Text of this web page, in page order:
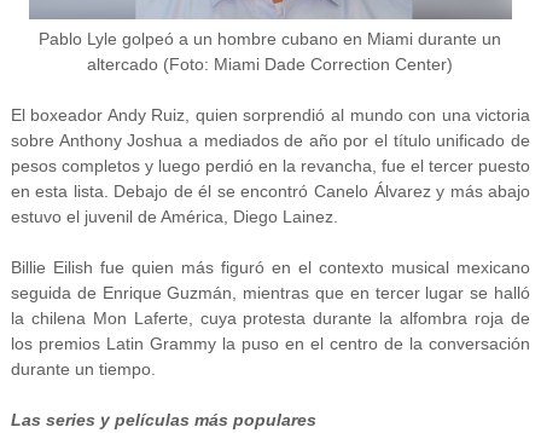
Pablo Lyle golpeó a un hombre cubano en Miami durante un
altercado (Foto: Miami Dade Correction Center)
El boxeador Andy Ruiz, quien sorprendió al mundo con una victoria
sobre Anthony Joshua a mediados de año por el título unificado de
pesos completos y luego perdió en la revancha, fue el tercer puesto
en esta lista. Debajo de él se encontró Canelo Álvarez y más abajo
estuvo el juvenil de América, Diego Lainez.
Billie Eilish fue quien más figuró en el contexto musical mexicano
seguida de Enrique Guzmán, mientras que en tercer lugar se halló
la chilena Mon Laferte, cuya protesta durante la alfombra roja de
los premios Latin Grammy la puso en el centro de la conversación
durante un tiempo.
Las series y películas más populares